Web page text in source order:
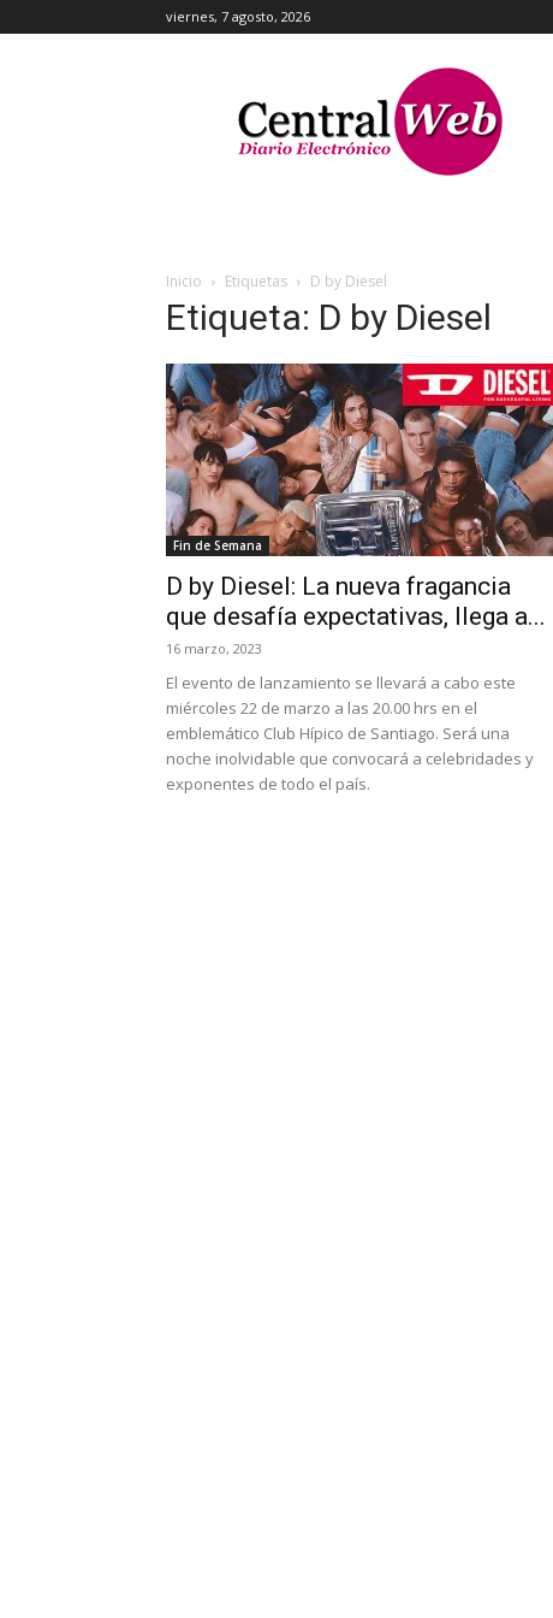
viernes, 7 agosto, 2026
Central
Web
Inicio Etiquetas D by Diesel
Etiqueta: D by Diesel
Fin de Semana
D by Diesel: La nueva fragancia
que desafía expectativas, llega a...
16 marzo, 2023
El evento de lanzamiento se llevará a cabo este
miércoles 22 de marzo a las 20.00 hrs en el
emblemático Club Hípico de Santiago. Será una
noche inolvidable que convocará a celebridades y
exponentes de todo el país.